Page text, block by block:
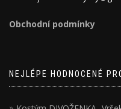
Obchodní podmínky
NEJLÉPE HODNOCENÉ